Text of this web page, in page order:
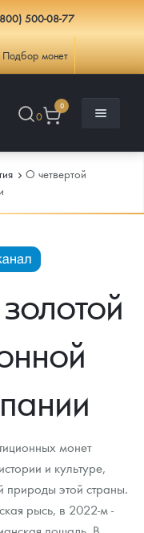
500-08-77
Подбор монет
0
0
платины на
О четвертой
монет
и культуре,
этой страны.
рысь, в 2022-м -